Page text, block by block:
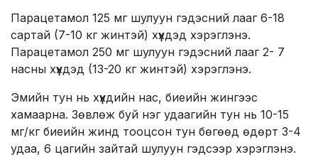
Парацетамол 125 мг шулуун гэдэсний лааг 6-18
сартай (7-10 кг жинтэй) хүүхдэд хэрэглэнэ.
Парацетамол 250 мг шулуун гэдэсний лааг 2- 7
насны хүүхдэд (13-20 кг жинтэй) хэрэглэнэ.
Эмийн тун нь хүүхдийн нас, биеийн жингээс
хамаарна. Зөвлөж буй нэг удаагийн тун нь 10-15
мг/кг биеийн жинд тооцсон тун бөгөөд өдөрт 3-4
удаа, 6 цагийн зайтай шулуун гэдсээр хэрэглэнэ.